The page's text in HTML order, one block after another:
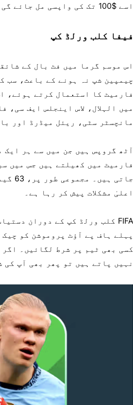
اسے $100 تک کی واپسی مل جائے گی۔
فیفا کلب ورلڈ کپ
اس موسم گرما میں فٹ بال کے
چیمپین شپ نہ ہونے کے باعث، سب
میں الہلال، لاس اینجلس ایف
مانچسٹر سٹی، ریئل میڈرڈ اور
آٹھ گروپس ہیں جن میں سے ہر
اعلیٰ مشکلات پیش کر رہا ہے۔
کسی بھی ٹیم پر شرط لگائیں۔
نہیں پاتے ہیں تو پھر بھی آپ کی